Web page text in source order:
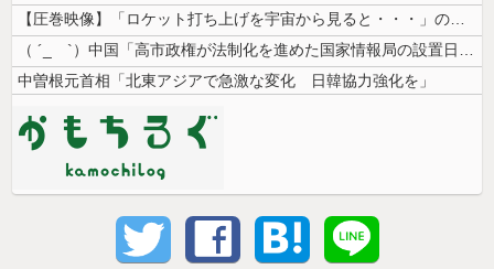
【圧巻映像】「ロケット打ち上げを宇宙から見ると・・・」の動画が衝撃的
（ ´_ゝ`）中国「高市政権が法制化を進めた国家情報局の設置日が7月3...
中曽根元首相「北東アジアで急激な変化 日韓協力強化を」